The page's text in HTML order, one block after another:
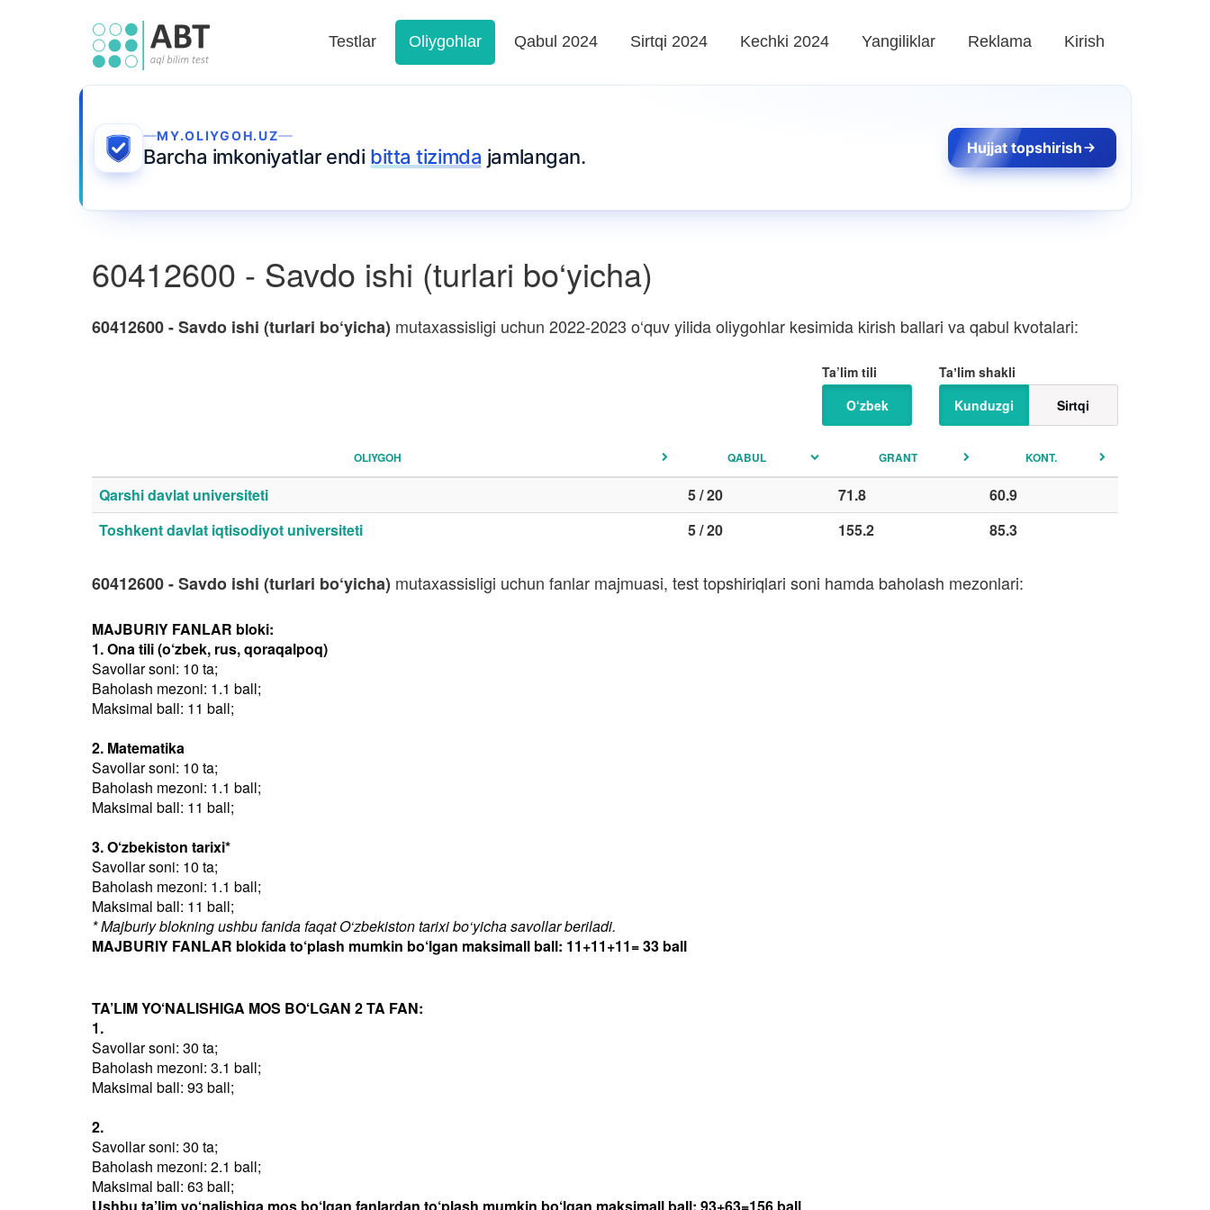
Testlar Oliygohlar Qabul 2024 Sirtqi 2024 Kechki 2024 Yangiliklar Reklama Kirish
MY.OLIYGOH.UZ
Barcha imkoniyatlar endi bitta tizimda jamlangan. Hujjat topshirish
60412600 - Savdo ishi (turlari bo‘yicha)
60412600 - Savdo ishi (turlari bo‘yicha) mutaxassisligi uchun 2022-2023 o‘quv yilida oliygohlar kesimida kirish ballari va qabul kvotalari:
Taʼlim shakli
Kunduzgi
Sirtqi
Ta’lim tili
O‘zbek
OLIYGOH QABUL GRANT KONT.
Qarshi davlat universiteti 5 / 20 71.8
60.9
Toshkent davlat iqtisodiyot universiteti
5 / 20 155.2 85.3
60412600 - Savdo ishi (turlari bo‘yicha) mutaxassisligi uchun fanlar majmuasi, test topshiriqlari soni hamda baholash mezonlari:
MAJBURIY FANLAR bloki:
1. Ona tili (o‘zbek, rus, qoraqalpoq)
Savollar soni: 10 ta;
Baholash mezoni: 1.1 ball;
Maksimal ball: 11 ball;
2. Matematika
Savollar soni: 10 ta;
Baholash mezoni: 1.1 ball;
Maksimal ball: 11 ball;
3. O‘zbekiston tarixi*
Savollar soni: 10 ta;
Baholash mezoni: 1.1 ball;
Maksimal ball: 11 ball;
* Majburiy blokning ushbu fanida faqat O‘zbekiston tarixi bo‘yicha savollar beriladi.
MAJBURIY FANLAR blokida to‘plash mumkin bo‘lgan maksimall ball: 11+11+11= 33 ball
TA’LIM YO‘NALISHIGA MOS BO‘LGAN 2 TA FAN:
1.
Savollar soni: 30 ta;
Baholash mezoni: 3.1 ball;
Maksimal ball: 93 ball;
2.
Savollar soni: 30 ta;
Baholash mezoni: 2.1 ball;
Maksimal ball: 63 ball;